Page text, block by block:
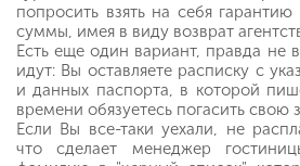
попросить взять на себя
суммы, имея в виду возврат
Есть еще один вариант, правда не
идут: Вы оставляете расписку с
и данных паспорта, в которой
времени обязуетесь погасить свою
Если Вы все-таки уехали, не
что сделает менеджер